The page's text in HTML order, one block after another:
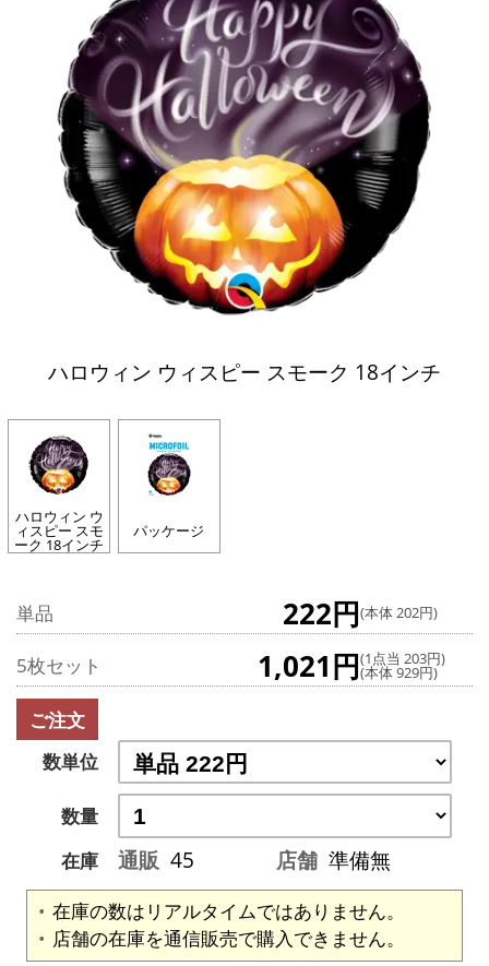
ハロウィン ウィスピー スモーク 18インチ
ハロウィン ウ
ィスピー スモ
ーク 18インチ
パッケージ
単品 222円(本体 202円)
5枚セット 1,021円(1点当 203円)
(本体 929円)
ご注文
数単位
数量
在庫
通販 45 店舗 準備無
在庫の数はリアルタイムではありません。
店舗の在庫を通信販売で購入できません。